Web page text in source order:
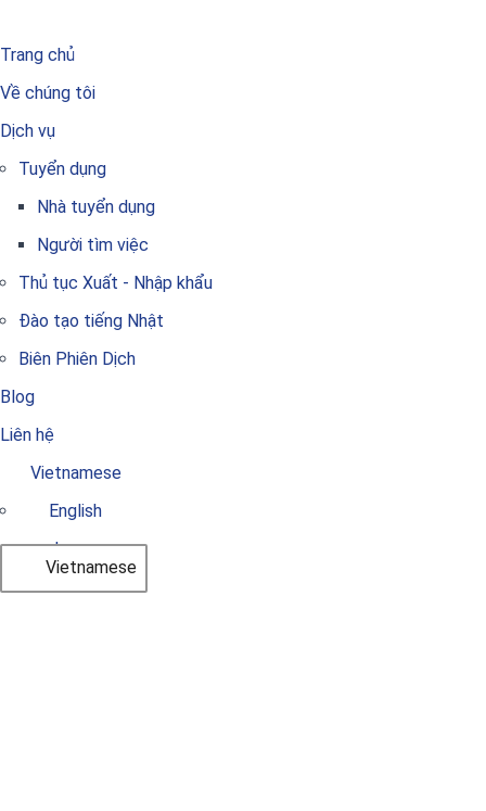
Trang chủ
Về chúng tôi
Dịch vụ
Tuyển dụng
Nhà tuyển dụng
Người tìm việc
Thủ tục Xuất - Nhập khẩu
Đào tạo tiếng Nhật
Biên Phiên Dịch
Blog
Liên hệ
Vietnamese
English
Japanese
Vietnamese